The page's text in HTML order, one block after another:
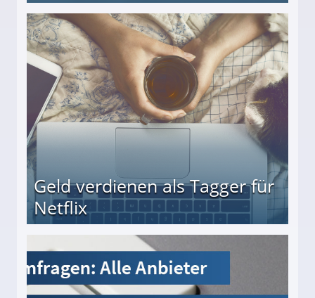
Geld verdienen als Tagger für
Netflix